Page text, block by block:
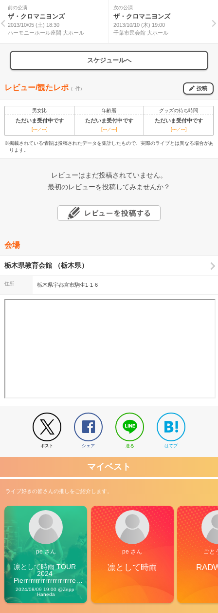
前の公演
ザ・クロマニヨンズ
2013/10/05 (土) 18:30
ハーモニーホール座間 大ホール
次の公演
ザ・クロマニヨンズ
2013/10/10 (木) 19:00
千葉市民会館 大ホール
スケジュールへ
レビュー/観たレポ (--件) 投稿
男女比 年齢層 グッズの待ち時間
ただいま受付中です ただいま受付中です ただいま受付中です
[---／---] [---／---] [---／---]
※掲載されている情報は投稿されたデータを集計したもので、実際のライブとは異なる場合があ
ります。
レビューはまだ投稿されていません。
最初のレビューを投稿してみませんか？
会場
栃木県教育会館 （栃木県）
住所 栃木県宇都宮市駒生1-1-6
ポスト シェア 送る はてブ
マイベスト
ライブ好きの皆さんの推しをご紹介します。
pe さん
凛として時雨 TOUR
2024
Pierrrrrrrrrrrrrrrrrrrre
Vibes
2024/08/09 19:00 @Zepp
Haneda
pe さん
凛として時雨
ごと